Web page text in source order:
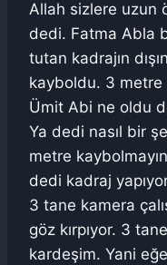
Allah sizlere uzun
dedi. Fatma Abla
tutan kadrajın
kayboldu. 3
Ümit Abi ne oldu
Ya dedi nasıl bir
metre
dedi kadraj
3 tane kamera
göz kırpıyor. 3
kardeşim. Yani